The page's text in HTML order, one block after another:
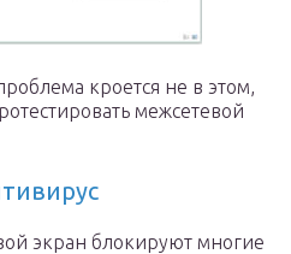
кроется не в этом,
межсетевой
экран блокируют многие